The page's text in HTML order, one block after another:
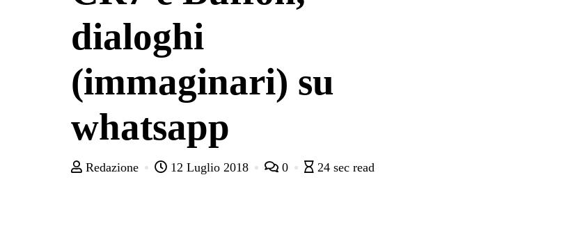
dialoghi
(immaginari) su
whatsapp
Redazione 12 Luglio 2018 0 24 sec read